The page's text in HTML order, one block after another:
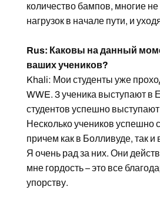
количество бампов, многие
нагрузок в начале пути, и
Rus: Каковы на данный
ваших учеников?
Khali: Мои студенты уже
WWE. 3 ученика выступают в
студентов успешно
Несколько учеников успешно
причем как в Болливуде, так и
Я очень рад за них. Они
мне гордость – это все
упорству.